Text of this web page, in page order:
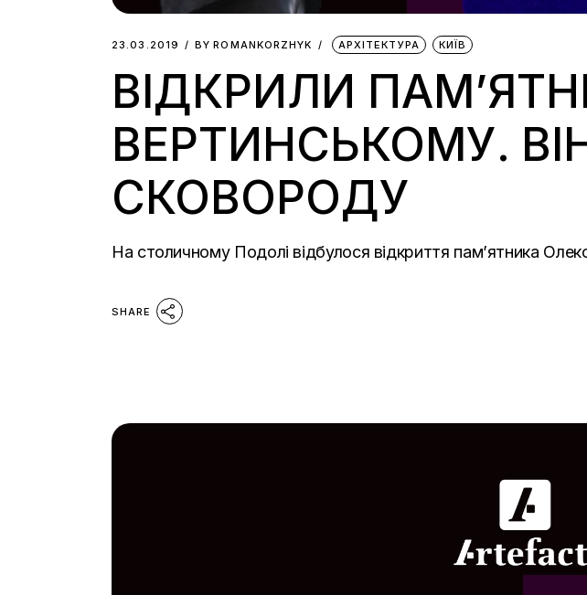
23.03.2019 BY ROMANKORZHYK АРХІТЕКТУРА КИЇВ
ВІДКРИЛИ
ВЕРТИНСЬКОМУ.
СКОВОРОДУ
На столичному Подолі відбулося відкриття пам’ятника
SHARE